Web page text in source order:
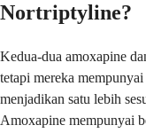
Nortriptyline?
Kedua-dua amoxapine
tetapi mereka
menjadikan satu lebih
Amoxapine mempunyai